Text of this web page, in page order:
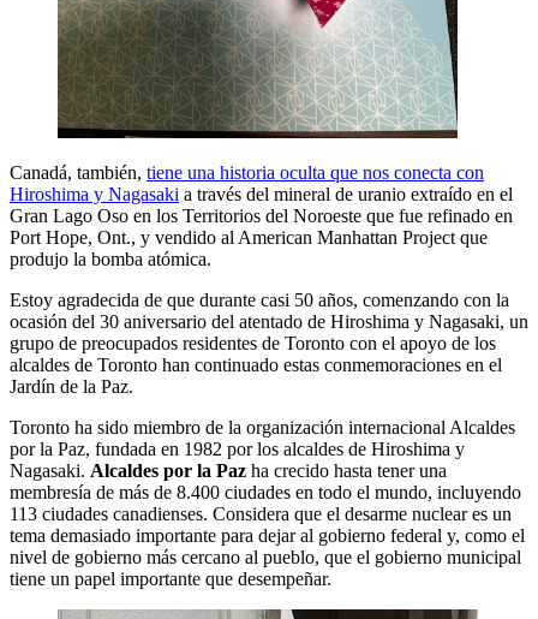
Canadá, también, tiene una historia oculta que nos conecta con
Hiroshima y Nagasaki a través del mineral de uranio extraído en el
Gran Lago Oso en los Territorios del Noroeste que fue refinado en
Port Hope, Ont., y vendido al American Manhattan Project que
produjo la bomba atómica.
Estoy agradecida de que durante casi 50 años, comenzando con la
ocasión del 30 aniversario del atentado de Hiroshima y Nagasaki, un
grupo de preocupados residentes de Toronto con el apoyo de los
alcaldes de Toronto han continuado estas conmemoraciones en el
Jardín de la Paz.
Toronto ha sido miembro de la organización internacional Alcaldes
por la Paz, fundada en 1982 por los alcaldes de Hiroshima y
Nagasaki. Alcaldes por la Paz ha crecido hasta tener una
membresía de más de 8.400 ciudades en todo el mundo, incluyendo
113 ciudades canadienses. Considera que el desarme nuclear es un
tema demasiado importante para dejar al gobierno federal y, como el
nivel de gobierno más cercano al pueblo, que el gobierno municipal
tiene un papel importante que desempeñar.